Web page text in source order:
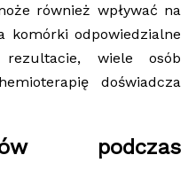
również wpływać na
odpowiedzialne
wiele osób
doświadcza
podczas